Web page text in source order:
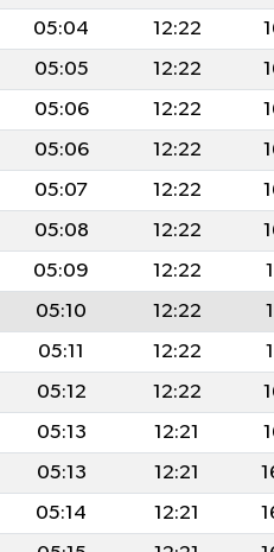
05:04 12:22
05:05 12:22
05:06 12:22
05:06 12:22
05:07 12:22
05:08 12:22
05:09 12:22
05:10 12:22
05:11 12:22
05:12 12:22
05:13 12:21
05:13 12:21
05:14 12:21